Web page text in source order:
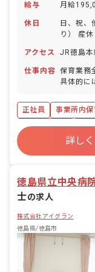
給与 月給
休日
日、祝、
り） 産
アクセス
JR徳島本
仕事内容 保育業務
具体的に
お昼寝、
します!
正社員 事業所内保
社会保険完備
有給
昇給昇
詳し
徳島県立中央病
士の求人
株式会社アイグラン
徳島県/徳島市